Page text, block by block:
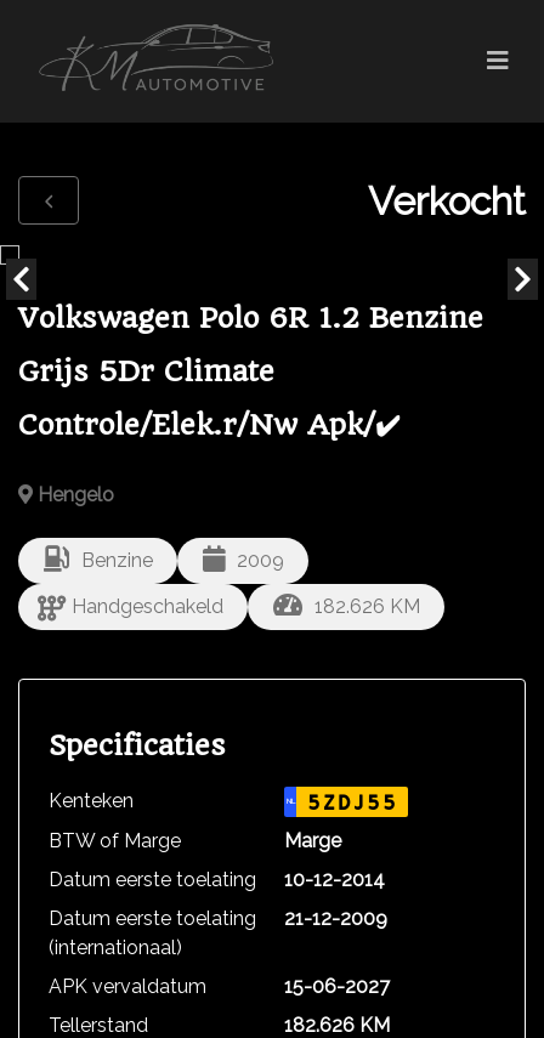
Verkocht
Volkswagen Polo 6R 1.2 Benzine
Grijs 5Dr Climate
Controle/Elek.r/Nw Apk/✔️
Hengelo
Benzine
2009
Handgeschakeld
182.626 KM
Specificaties
Kenteken NL 5ZDJ55
BTW of Marge
Marge
Datum eerste toelating
10-12-2014
Datum eerste toelating
(internationaal)
21-12-2009
APK vervaldatum
15-06-2027
Tellerstand
182.626 KM